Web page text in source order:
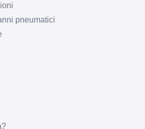
pneumatici